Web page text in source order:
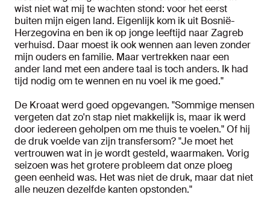
wist niet wat mij te wachten stond: voor het eerst
buiten mijn eigen land. Eigenlijk kom ik uit Bosnië-
Herzegovina en ben ik op jonge leeftijd naar Zagreb
verhuisd. Daar moest ik ook wennen aan leven zonder
mijn ouders en familie. Maar vertrekken naar een
ander land met een andere taal is toch anders. Ik had
tijd nodig om te wennen en nu voel ik me goed."
De Kroaat werd goed opgevangen. "Sommige mensen
vergeten dat zo'n stap niet makkelijk is, maar ik werd
door iedereen geholpen om me thuis te voelen." Of hij
de druk voelde van zijn transfersom? "Je moet het
vertrouwen wat in je wordt gesteld, waarmaken. Vorig
seizoen was het grotere probleem dat onze ploeg
geen eenheid was. Het was niet de druk, maar dat niet
alle neuzen dezelfde kanten opstonden."